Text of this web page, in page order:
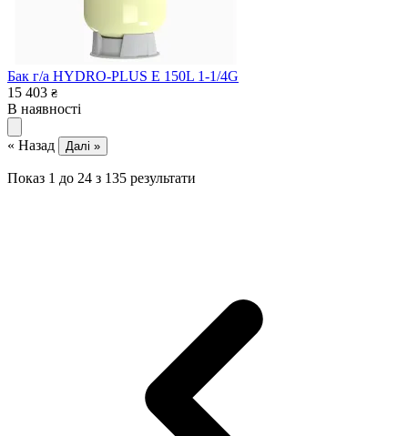
Бак г/а HYDRO-PLUS E 150L 1-1/4G
15 403 ₴
В наявності
« Назад Далі »
Показ 1 до 24 з 135 результати